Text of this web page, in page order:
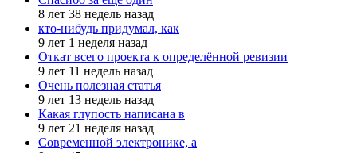
8 лет 38 недель назад
кто-нибудь придумал, как
9 лет 1 неделя назад
Откат всего проекта к определённой ревизии
9 лет 11 недель назад
Очень полезная статья
9 лет 13 недель назад
Какая глупость написана в
9 лет 21 неделя назад
Современной электронике, а